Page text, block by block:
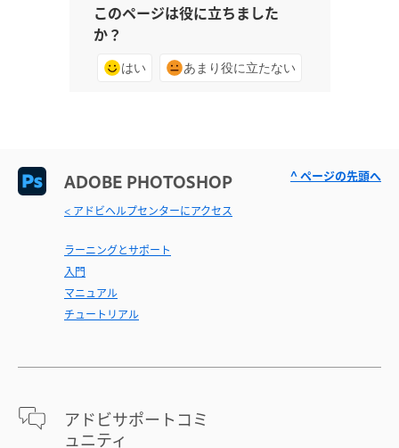
このページは役に立ちました
か？
はい あまり役に立たない
ADOBE PHOTOSHOP
< アドビヘルプセンターにアクセス
ラーニングとサポート
入門
マニュアル
チュートリアル
アドビサポートコミ
ュニティ
^ ページの先頭へ